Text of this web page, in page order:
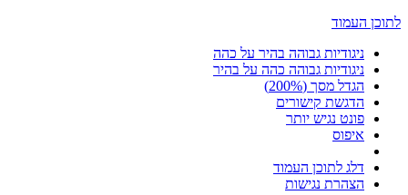
לתוכן העמוד
ניגודיות גבוהה בהיר על כהה
ניגודיות גבוהה כהה על בהיר
הגדל מסך (200%)
הדגשת קישורים
פונט נגיש יותר
איפוס
דלג לתוכן העמוד
הצהרת נגישות